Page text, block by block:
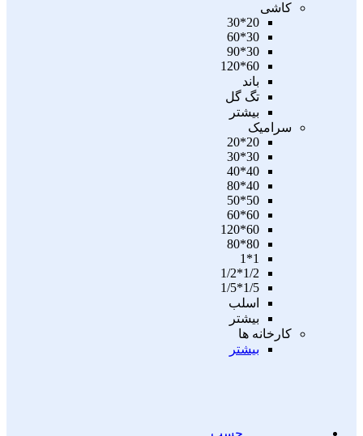
کاشی
20*30
30*60
30*90
60*120
باند
تگ گل
بیشتر
سرامیک
20*20
30*30
40*40
40*80
50*50
60*60
60*120
80*80
1*1
1/2*1/2
1/5*1/5
اسلب
بیشتر
کارخانه ها
بیشتر